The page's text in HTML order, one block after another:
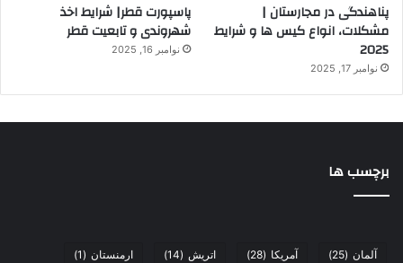
پناهندگی در مجارستان |
مشکلات، انواع کیس ها و شرایط
2025
نوامبر 17, 2025
پاسپورت قطر| شرایط اخذ
شهروندی و تابعیت قطر
نوامبر 16, 2025
برچسب ها
آلمان (25) آمریکا (28) اتریش (14) ارمنستان (1)